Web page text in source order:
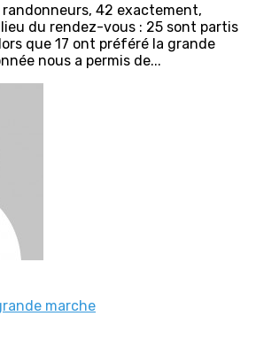
42 exactement,
du rendez-vous : 25 sont partis
que 17 ont préféré la grande
nous a permis de...
marche